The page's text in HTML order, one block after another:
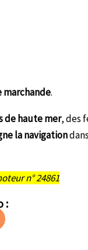
marchande.
de haute mer, des
la navigation
n° 24861
: